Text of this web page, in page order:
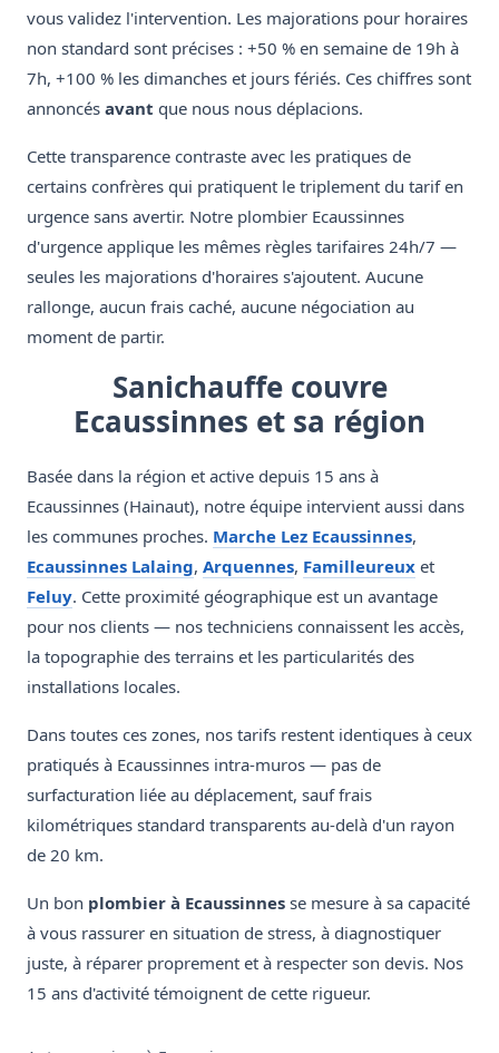
vous validez l'intervention. Les majorations pour horaires
non standard sont précises : +50 % en semaine de 19h à
7h, +100 % les dimanches et jours fériés. Ces chiffres sont
annoncés avant que nous nous déplacions.
Cette transparence contraste avec les pratiques de
certains confrères qui pratiquent le triplement du tarif en
urgence sans avertir. Notre plombier Ecaussinnes
d'urgence applique les mêmes règles tarifaires 24h/7 —
seules les majorations d'horaires s'ajoutent. Aucune
rallonge, aucun frais caché, aucune négociation au
moment de partir.
Sanichauffe couvre
Ecaussinnes et sa région
Basée dans la région et active depuis 15 ans à
Ecaussinnes (Hainaut), notre équipe intervient aussi dans
les communes proches. Marche Lez Ecaussinnes,
Ecaussinnes Lalaing, Arquennes, Familleureux et
Feluy. Cette proximité géographique est un avantage
pour nos clients — nos techniciens connaissent les accès,
la topographie des terrains et les particularités des
installations locales.
Dans toutes ces zones, nos tarifs restent identiques à ceux
pratiqués à Ecaussinnes intra-muros — pas de
surfacturation liée au déplacement, sauf frais
kilométriques standard transparents au-delà d'un rayon
de 20 km.
Un bon plombier à Ecaussinnes se mesure à sa capacité
à vous rassurer en situation de stress, à diagnostiquer
juste, à réparer proprement et à respecter son devis. Nos
15 ans d'activité témoignent de cette rigueur.